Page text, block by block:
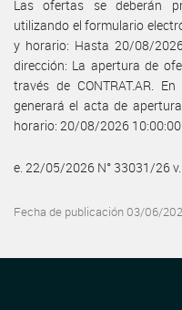
Las ofertas se deberán
utilizando el formulario
y horario: Hasta 20/08/
dirección: La apertura de
través de CONTRAT.AR.
generará el acta de
horario: 20/08/2026 10:00:00
e. 22/05/2026 N° 33031/26
Fecha de publicación 03/06/